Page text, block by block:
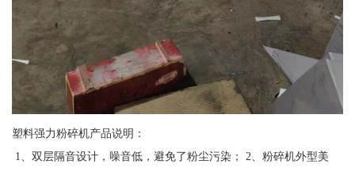
塑料强力粉碎机产品说明：
1、双层隔音设计，噪音低，避免了粉尘污染； 2、粉碎机外型美